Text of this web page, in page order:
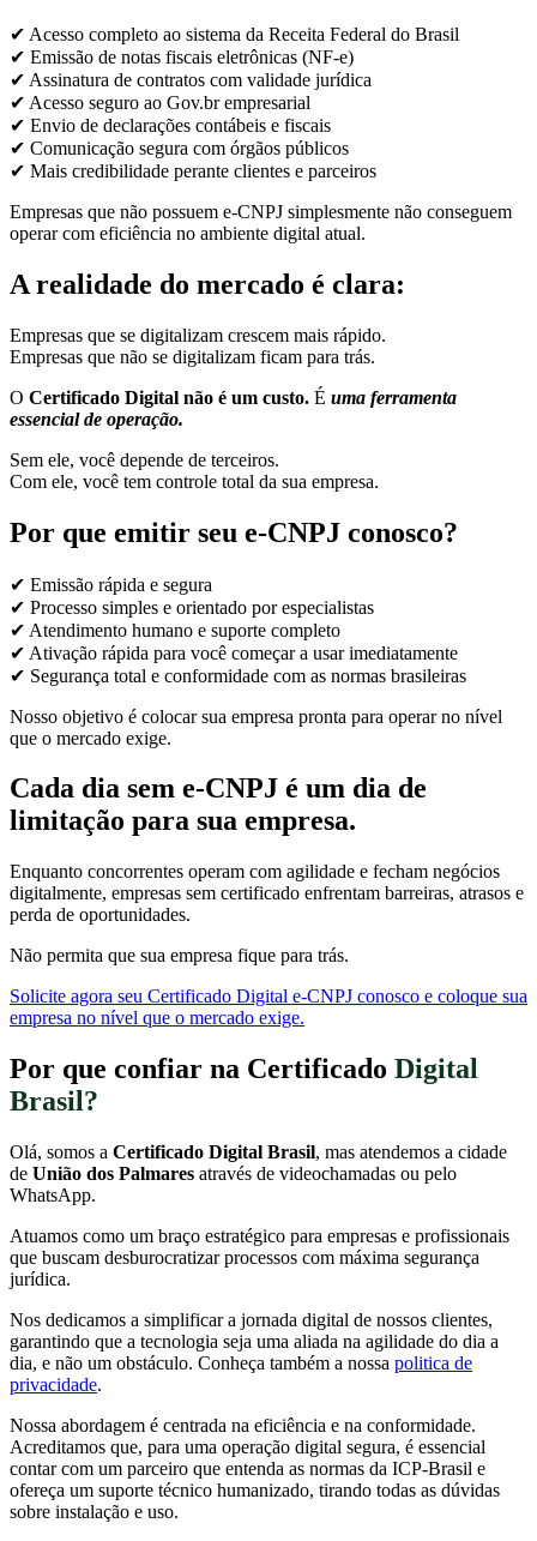
✔ Acesso completo ao sistema da Receita Federal do Brasil
✔ Emissão de notas fiscais eletrônicas (NF-e)
✔ Assinatura de contratos com validade jurídica
✔ Acesso seguro ao Gov.br empresarial
✔ Envio de declarações contábeis e fiscais
✔ Comunicação segura com órgãos públicos
✔ Mais credibilidade perante clientes e parceiros
Empresas que não possuem e-CNPJ simplesmente não conseguem
operar com eficiência no ambiente digital atual.
A realidade do mercado é clara:
Empresas que se digitalizam crescem mais rápido.
Empresas que não se digitalizam ficam para trás.
O Certificado Digital não é um custo. É uma ferramenta
essencial de operação.
Sem ele, você depende de terceiros.
Com ele, você tem controle total da sua empresa.
Por que emitir seu e-CNPJ conosco?
✔ Emissão rápida e segura
✔ Processo simples e orientado por especialistas
✔ Atendimento humano e suporte completo
✔ Ativação rápida para você começar a usar imediatamente
✔ Segurança total e conformidade com as normas brasileiras
Nosso objetivo é colocar sua empresa pronta para operar no nível
que o mercado exige.
Cada dia sem e-CNPJ é um dia de
limitação para sua empresa.
Enquanto concorrentes operam com agilidade e fecham negócios
digitalmente, empresas sem certificado enfrentam barreiras, atrasos e
perda de oportunidades.
Não permita que sua empresa fique para trás.
Solicite agora seu Certificado Digital e-CNPJ conosco e coloque sua
empresa no nível que o mercado exige.
Por que confiar na Certificado Digital
Brasil?
Olá, somos a Certificado Digital Brasil, mas atendemos a cidade
de União dos Palmares através de videochamadas ou pelo
WhatsApp.
Atuamos como um braço estratégico para empresas e profissionais
que buscam desburocratizar processos com máxima segurança
jurídica.
Nos dedicamos a simplificar a jornada digital de nossos clientes,
garantindo que a tecnologia seja uma aliada na agilidade do dia a
dia, e não um obstáculo. Conheça também a nossa politica de
privacidade.
Nossa abordagem é centrada na eficiência e na conformidade.
Acreditamos que, para uma operação digital segura, é essencial
contar com um parceiro que entenda as normas da ICP-Brasil e
ofereça um suporte técnico humanizado, tirando todas as dúvidas
sobre instalação e uso.